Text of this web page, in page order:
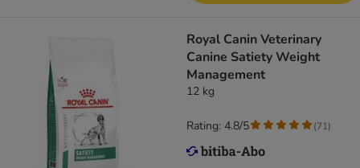
Royal Canin Veterinary
Canine Satiety Weight
Management
12 kg
Rating: 4.8/5 (71)